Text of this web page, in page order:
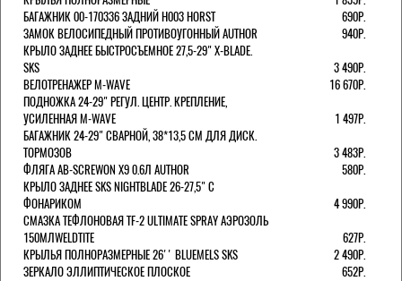
БАГАЖНИК 00-170336 ЗАДНИЙ H003 HORST
690Р.
ЗАМОК ВЕЛОСИПЕДНЫЙ ПРОТИВОУГОННЫЙ AUTHOR
940Р.
КРЫЛО ЗАДНЕЕ БЫСТРОСЪЕМНОЕ 27,5-29" X-BLADE.
SKS
3 490Р.
ВЕЛОТРЕНАЖЕР M-WAVE
16 670Р.
ПОДНОЖКА 24-29" РЕГУЛ. ЦЕНТР. КРЕПЛЕНИЕ,
УСИЛЕННАЯ M-WAVE
1 497Р.
БАГАЖНИК 24-29" СВАРНОЙ, 38*13,5 СМ ДЛЯ ДИСК.
ТОРМОЗОВ
3 483Р.
ФЛЯГА AB-SCREWON X9 0.6Л AUTHOR
580Р.
КРЫЛО ЗАДНЕЕ SKS NIGHTBLADE 26-27,5" С
ФОНАРИКОМ
4 990Р.
СМАЗКА ТЕФЛОНОВАЯ TF-2 ULTIMATE SPRAY АЭРОЗОЛЬ
150МЛWELDTITE
627Р.
КРЫЛЬЯ ПОЛНОРАЗМЕРНЫЕ 26'' BLUEMELS SKS
2 490Р.
ЗЕРКАЛО ЭЛЛИПТИЧЕСКОЕ ПЛОСКОЕ
652Р.